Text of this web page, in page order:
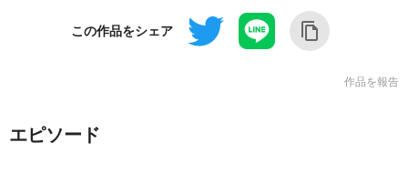
この作品をシェア
作品を報告
エピソード